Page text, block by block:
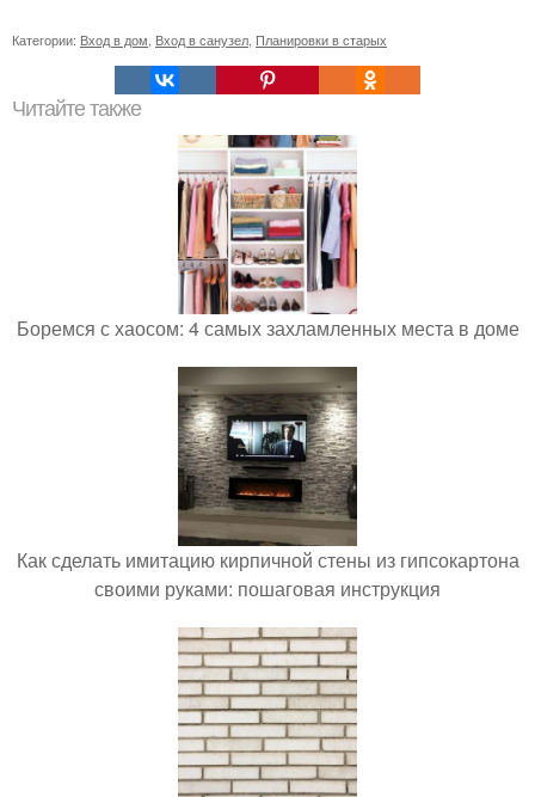
Категории: Вход в дом Вход в санузел Планировки в старых
Читайте также
Боремся с хаосом: 4 самых захламленных места в доме
Как сделать имитацию кирпичной стены из гипсокартона
своими руками: пошаговая инструкция